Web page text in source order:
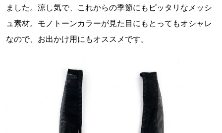
ました。涼し気で、これからの季節にもピッタリなメッシ
ュ素材。モノトーンカラーが見た目にもとってもオシャレ
なので、お出かけ用にもオススメです。